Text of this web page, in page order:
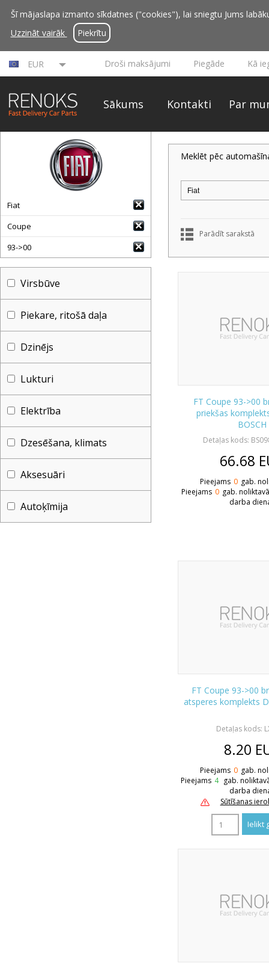
Šī mājaslapa izmanto sīkdatnes ("cookies"), lai sniegtu Jums
Uzzināt vairāk
Piekrītu
EUR Droši maksājumi Piegāde Kā
Sākums Kontakti Par
Fiat
Coupe
93->00
Virsbūve
Piekare, ritošā daļa
Dzinējs
Lukturi
Elektrība
Dzesēšana, klimats
Aksesuāri
Autoķīmija
Meklēt pēc
Parādīt sarakstā
FT Coupe 93->00
priekšas
BOSCH
Detaļas kods:
66.68
Pieejams 0 gab.
Pieejams 0 gab.
darba
FT Coupe 93->00
atsperes komplekts
Detaļas kods:
8.20
Pieejams 0 gab.
Pieejams 4 gab.
darba
Sūtīšanas